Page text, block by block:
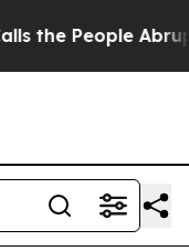
Abruptly Laid